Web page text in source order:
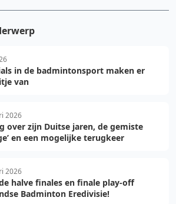
in de badmintonsport maken er
van
2026
over zijn Duitse jaren, de gemiste
en een mogelijke terugkeer
2026
halve finales en finale play-off
Badminton Eredivisie!